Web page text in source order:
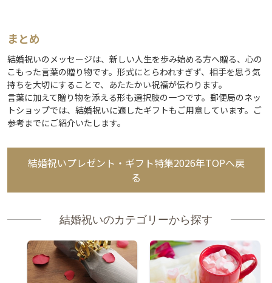
まとめ
結婚祝いのメッセージは、新しい人生を歩み始める方へ贈る、心の
こもった言葉の贈り物です。形式にとらわれすぎず、相手を思う気
持ちを大切にすることで、あたたかい祝福が伝わります。
言葉に加えて贈り物を添える形も選択肢の一つです。郵便局のネッ
トショップでは、結婚祝いに適したギフトもご用意しています。ご
参考までにご紹介いたします。
結婚祝いプレゼント・ギフト特集2026年TOPへ戻
る
結婚祝いのカテゴリーから探す